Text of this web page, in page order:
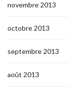
novembre 2013
octobre 2013
septembre 2013
août 2013